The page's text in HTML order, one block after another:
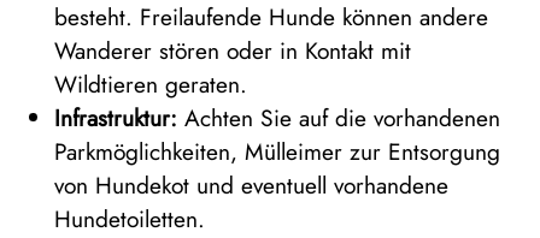
besteht. Freilaufende Hunde können andere
Wanderer stören oder in Kontakt mit
Wildtieren geraten.
Infrastruktur: Achten Sie auf die vorhandenen
Parkmöglichkeiten, Mülleimer zur Entsorgung
von Hundekot und eventuell vorhandene
Hundetoiletten.